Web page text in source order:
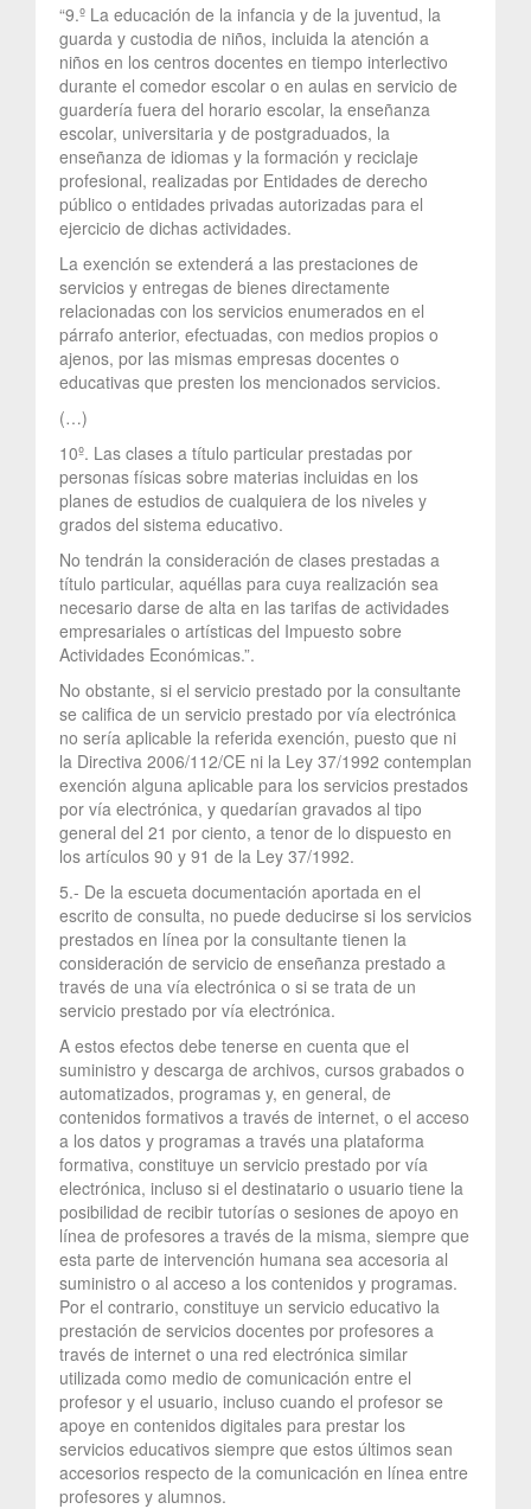
“9.º La educación de la infancia y de la juventud, la
guarda y custodia de niños, incluida la atención a
niños en los centros docentes en tiempo interlectivo
durante el comedor escolar o en aulas en servicio de
guardería fuera del horario escolar, la enseñanza
escolar, universitaria y de postgraduados, la
enseñanza de idiomas y la formación y reciclaje
profesional, realizadas por Entidades de derecho
público o entidades privadas autorizadas para el
ejercicio de dichas actividades.
La exención se extenderá a las prestaciones de
servicios y entregas de bienes directamente
relacionadas con los servicios enumerados en el
párrafo anterior, efectuadas, con medios propios o
ajenos, por las mismas empresas docentes o
educativas que presten los mencionados servicios.
(…)
10º. Las clases a título particular prestadas por
personas físicas sobre materias incluidas en los
planes de estudios de cualquiera de los niveles y
grados del sistema educativo.
No tendrán la consideración de clases prestadas a
título particular, aquéllas para cuya realización sea
necesario darse de alta en las tarifas de actividades
empresariales o artísticas del Impuesto sobre
Actividades Económicas.”.
No obstante, si el servicio prestado por la consultante
se califica de un servicio prestado por vía electrónica
no sería aplicable la referida exención, puesto que ni
la Directiva 2006/112/CE ni la Ley 37/1992 contemplan
exención alguna aplicable para los servicios prestados
por vía electrónica, y quedarían gravados al tipo
general del 21 por ciento, a tenor de lo dispuesto en
los artículos 90 y 91 de la Ley 37/1992.
5.- De la escueta documentación aportada en el
escrito de consulta, no puede deducirse si los servicios
prestados en línea por la consultante tienen la
consideración de servicio de enseñanza prestado a
través de una vía electrónica o si se trata de un
servicio prestado por vía electrónica.
A estos efectos debe tenerse en cuenta que el
suministro y descarga de archivos, cursos grabados o
automatizados, programas y, en general, de
contenidos formativos a través de internet, o el acceso
a los datos y programas a través una plataforma
formativa, constituye un servicio prestado por vía
electrónica, incluso si el destinatario o usuario tiene la
posibilidad de recibir tutorías o sesiones de apoyo en
línea de profesores a través de la misma, siempre que
esta parte de intervención humana sea accesoria al
suministro o al acceso a los contenidos y programas.
Por el contrario, constituye un servicio educativo la
prestación de servicios docentes por profesores a
través de internet o una red electrónica similar
utilizada como medio de comunicación entre el
profesor y el usuario, incluso cuando el profesor se
apoye en contenidos digitales para prestar los
servicios educativos siempre que estos últimos sean
accesorios respecto de la comunicación en línea entre
profesores y alumnos.